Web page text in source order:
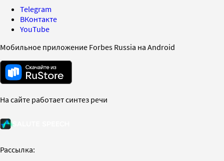
Telegram
ВКонтакте
YouTube
Мобильное приложение Forbes Russia на Android
На сайте работает синтез речи
Рассылка: